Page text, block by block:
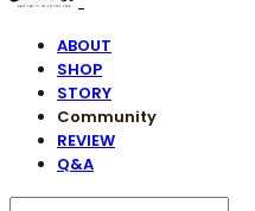
ABOUT
SHOP
STORY
Community
REVIEW
Q&A